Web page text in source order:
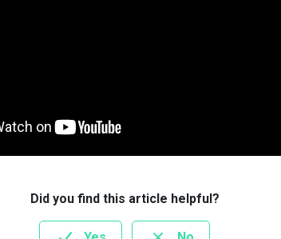
Did you find this article helpful?